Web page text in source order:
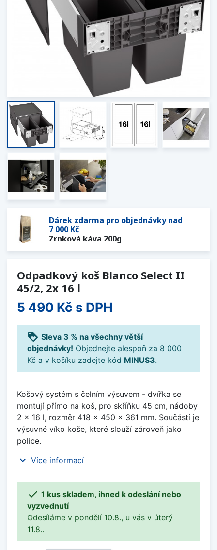
Dárek zdarma pro objednávky nad
7 000 Kč
Zrnková káva 200g
Odpadkový koš Blanco Select II
45/2, 2x 16 l
5 490 Kč s DPH
loyalty Sleva 3 % na všechny větší
objednávky! Objednejte alespoň za 8 000
Kč a v košíku zadejte kód MINUS3.
Košový systém s čelním výsuvem - dvířka se
montují přímo na koš, pro skříňku 45 cm, nádoby
2 x 16 l, rozměr 418 x 450 x 361 mm. Součástí je
výsuvné víko koše, které slouží zároveň jako
police.
expand_more Více informací
 1 kus skladem, ihned k odeslání nebo
vyzvednutí
Odesíláme v pondělí 10.8., u vás v úterý
11.8..